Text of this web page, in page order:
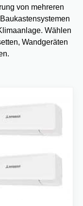
von mehreren
Wählen
Wandgeräten